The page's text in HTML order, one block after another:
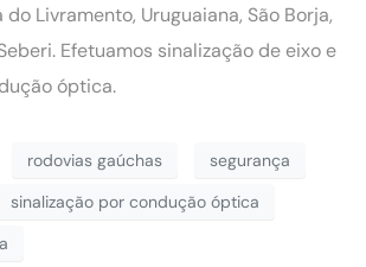
Livramento, Uruguaiana, São Borja,
Efetuamos sinalização de eixo e
óptica.
rodovias gaúchas
segurança
sinalização por condução óptica